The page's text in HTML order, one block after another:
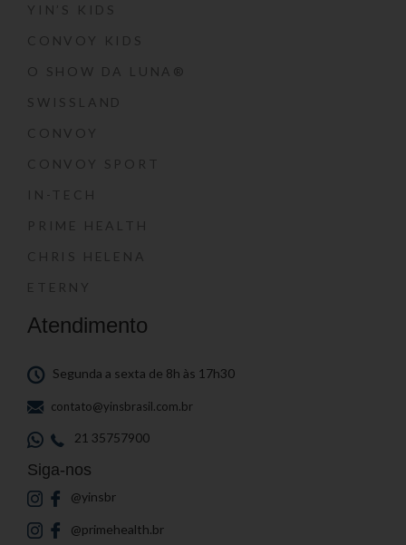
YIN’S KIDS
CONVOY KIDS
O SHOW DA LUNA®
SWISSLAND
CONVOY
CONVOY SPORT
IN-TECH
PRIME HEALTH
CHRIS HELENA
ETERNY
Atendimento
Segunda a sexta de 8h às 17h30
contato@yinsbrasil.com.br
21 35757900
Siga-nos
@yinsbr
@primehealth.br